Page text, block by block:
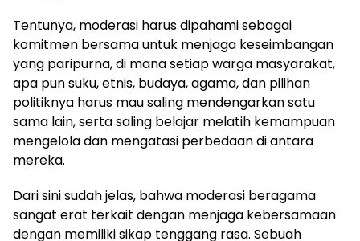
Tentunya, moderasi harus dipahami sebagai
komitmen bersama untuk menjaga keseimbangan
yang paripurna, di mana setiap warga masyarakat,
apa pun suku, etnis, budaya, agama, dan pilihan
politiknya harus mau saling mendengarkan satu
sama lain, serta saling belajar melatih kemampuan
mengelola dan mengatasi perbedaan di antara
mereka.
Dari sini sudah jelas, bahwa moderasi beragama
sangat erat terkait dengan menjaga kebersamaan
dengan memiliki sikap tenggang rasa. Sebuah